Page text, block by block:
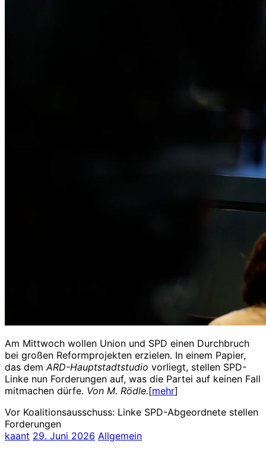
Am Mittwoch wollen Union und SPD einen Durchbruch
bei großen Reformprojekten erzielen. In einem Papier,
das dem ARD-Hauptstadtstudio vorliegt, stellen SPD-
Linke nun Forderungen auf, was die Partei auf keinen Fall
mitmachen dürfe. Von M. Rödle.[mehr]
Vor Koalitionsausschuss: Linke SPD-Abgeordnete stellen
Forderungen
kaant 29. Juni 2026 Allgemein